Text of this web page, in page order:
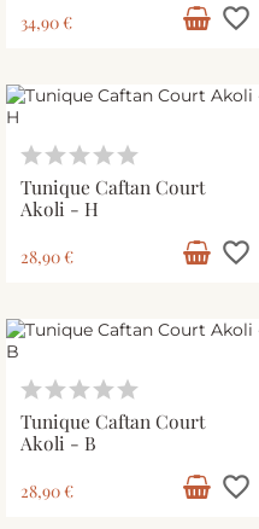
34,90 € favorite_border
Tunique Caftan Court
Akoli - H
28,90 € favorite_border
Tunique Caftan Court
Akoli - B
28,90 € favorite_border